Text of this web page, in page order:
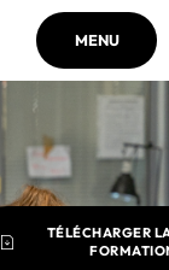
MENU
TÉLÉCHARGER